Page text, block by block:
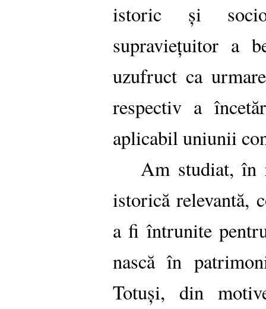
istoric și
supraviețuitor a
uzufruct ca
respectiv a
aplicabil uniunii
Am studiat, în
istorică relevantă,
a fi întrunite
nască în
Totuși, din